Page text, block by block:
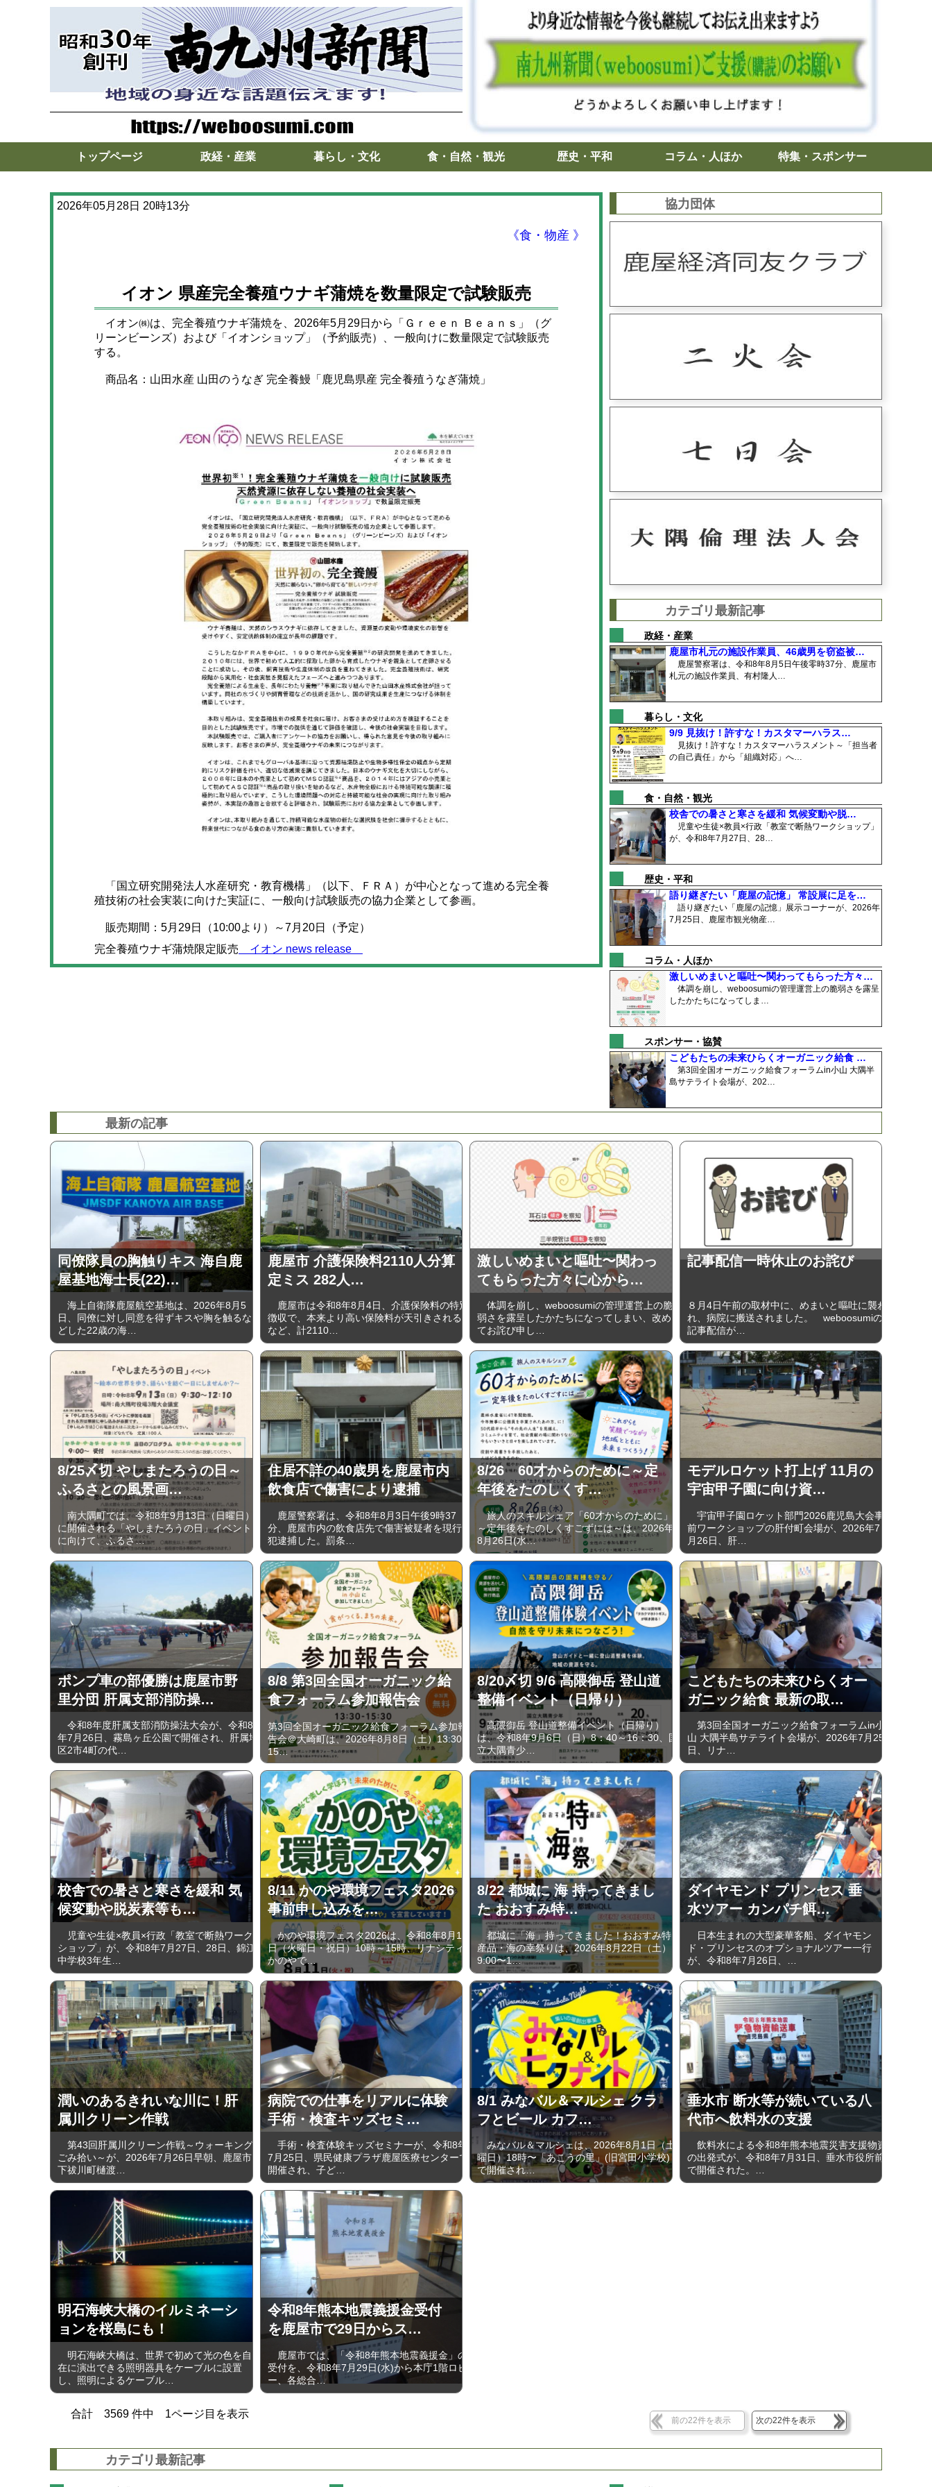
トップページ 政経・産業 暮らし・文化 食・自然・観光 歴史・平和 コラム・人ほか 特集・スポンサー
2026年05月28日 20時13分
《食・物産 》
イオン 県産完全養殖ウナギ蒲焼を数量限定で試験販売
イオン㈱は、完全養殖ウナギ蒲焼を、2026年5月29日から「Ｇｒｅｅｎ Ｂｅａｎｓ」（グ
リーンビーンズ）および「イオンショップ」（予約販売）、一般向けに数量限定で試験販売
する。
商品名：山田水産 山田のうなぎ 完全養鰻「鹿児島県産 完全養殖うなぎ蒲焼」
「国立研究開発法人水産研究・教育機構」（以下、ＦＲＡ）が中心となって進める完全養
殖技術の社会実装に向けた実証に、一般向け試験販売の協力企業として参画。
販売期間：5月29日（10:00より）～7月20日（予定）
完全養殖ウナギ蒲焼限定販売 イオン news release
協力団体
カテゴリ最新記事
政経・産業
鹿屋市札元の施設作業員、46歳男を窃盗被…
鹿屋警察署は、令和8年8月5日午後零時37分、鹿屋市
札元の施設作業員、有村隆人…
暮らし・文化
9/9 見抜け！許すな！カスタマーハラス…
見抜け！許すな！カスタマーハラスメント～「担当者
の自己責任」から「組織対応」へ…
食・自然・観光
校舎での暑さと寒さを緩和 気候変動や脱…
児童や生徒×教員×行政「教室で断熱ワークショップ」
が、令和8年7月27日、28…
歴史・平和
語り継ぎたい「鹿屋の記憶」 常設展に足を…
語り継ぎたい「鹿屋の記憶」展示コーナーが、2026年
7月25日、鹿屋市観光物産…
コラム・人ほか
激しいめまいと嘔吐〜関わってもらった方々…
体調を崩し、weboosumiの管理運営上の脆弱さを露呈
したかたちになってしま…
スポンサー・協賛
こどもたちの未来ひらくオーガニック給食 …
第3回全国オーガニック給食フォーラムin小山 大隅半
島サテライト会場が、202…
最新の記事
同僚隊員の胸触りキス 海自鹿
屋基地海士長(22)…
海上自衛隊鹿屋航空基地は、2026年8月5
日、同僚に対し同意を得ずキスや胸を触るな
どした22歳の海…
鹿屋市 介護保険料2110人分算
定ミス 282人…
鹿屋市は令和8年8月4日、介護保険料の特別
徴収で、本来より高い保険料が天引きされる
など、計2110…
激しいめまいと嘔吐〜関わっ
てもらった方々に心から…
体調を崩し、weboosumiの管理運営上の脆
弱さを露呈したかたちになってしまい、改め
てお詫び申し…
記事配信一時休止のお詫び
８月4日午前の取材中に、めまいと嘔吐に襲わ
れ、病院に搬送されました。 weboosumiの
記事配信が…
8/25〆切 やしまたろうの日～
ふるさとの風景画…
南大隅町では、令和8年9月13日（日曜日）
に開催される「やしまたろうの日」イベント
に向けて、ふるさ…
住居不詳の40歳男を鹿屋市内
飲食店で傷害により逮捕
鹿屋警察署は、令和8年8月3日午後9時37
分、鹿屋市内の飲食店先で傷害被疑者を現行
犯逮捕した。罰条…
8/26 60才からのために～定
年後をたのしくす…
旅人のスキルシェア「60才からのために」
～定年後をたのしくすごずには～は、2026年
8月26日(水…
モデルロケット打上げ 11月の
宇宙甲子園に向け資…
宇宙甲子園ロケット部門2026鹿児島大会事
前ワークショップの肝付町会場が、2026年7
月26日、肝…
ポンプ車の部優勝は鹿屋市野
里分団 肝属支部消防操…
令和8年度肝属支部消防操法大会が、令和8
年7月26日、霧島ヶ丘公園で開催され、肝属地
区2市4町の代…
8/8 第3回全国オーガニック給
食フォーラム参加報告会
第3回全国オーガニック給食フォーラム参加報
告会＠大崎町は、2026年8月8日（土）13:30-
15…
8/20〆切 9/6 高隈御岳 登山道
整備イベント（日帰り）
高隈御岳 登山道整備イベント（日帰り）
は、令和8年9月6日（日）8：40～16：30、国
立大隅青少…
こどもたちの未来ひらくオー
ガニック給食 最新の取…
第3回全国オーガニック給食フォーラムin小
山 大隅半島サテライト会場が、2026年7月25
日、リナ…
校舎での暑さと寒さを緩和 気
候変動や脱炭素等も…
児童や生徒×教員×行政「教室で断熱ワーク
ショップ」が、令和8年7月27日、28日、錦江
中学校3年生…
8/11 かのや環境フェスタ2026
事前申し込みを…
かのや環境フェスタ2026は、令和8年8月11
日（火曜日・祝日）10時～15時、リナシティ
かのやで…
8/22 都城に 海 持ってきまし
た おおすみ特…
都城に「海」持ってきました！おおすみ特
産品・海の幸祭りは、2026年8月22日（土）
9:00〜1…
ダイヤモンド プリンセス 垂
水ツアー カンパチ餌…
日本生まれの大型豪華客船、ダイヤモン
ド・プリンセスのオプショナルツアー一行
が、令和8年7月26日、…
潤いのあるきれいな川に！肝
属川クリーン作戦
第43回肝属川クリーン作戦～ウォーキング
ごみ拾い～が、2026年7月26日早朝、鹿屋市
下祓川町樋渡…
病院での仕事をリアルに体験
手術・検査キッズセミ…
手術・検査体験キッズセミナーが、令和8年
7月25日、県民健康プラザ鹿屋医療センターで
開催され、子ど…
8/1 みなバル＆マルシェ クラ
フとビール カフ…
みなバル＆マルシェは、2026年8月1日（土
曜日）18時〜「あこうの里」(旧宮田小学校)
で開催され…
垂水市 断水等が続いている八
代市へ飲料水の支援
飲料水による令和8年熊本地震災害支援物資
の出発式が、令和8年7月31日、垂水市役所前
で開催された。…
明石海峡大橋のイルミネーシ
ョンを桜島にも！
明石海峡大橋は、世界で初めて光の色を自
在に演出できる照明器具をケーブルに設置
し、照明によるケーブル…
令和8年熊本地震義援金受付
を鹿屋市で29日からス…
鹿屋市では、「令和8年熊本地震義援金」の
受付を、令和8年7月29日(水)から本庁1階ロビ
ー、各総合…
合計 3569 件中 1ページ目を表示
前の22件を表示 次の22件を表示
カテゴリ最新記事